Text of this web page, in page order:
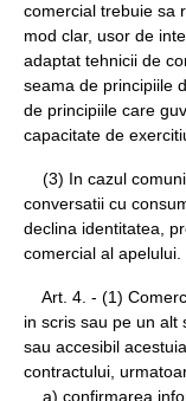
comercial trebuie sa
mod clar, usor de
adaptat tehnicii de
seama de principiile
de principiile care
capacitate de
(3) In cazul
conversatii cu
declina identitatea,
comercial al apelului.
Art. 4. - (1)
in scris sau pe un alt
sau accesibil
contractului,
a) confirmarea